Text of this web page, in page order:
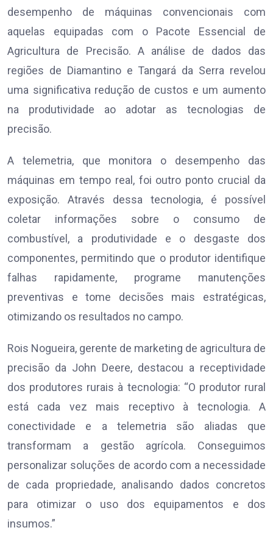
desempenho de máquinas convencionais com
aquelas equipadas com o Pacote Essencial de
Agricultura de Precisão. A análise de dados das
regiões de Diamantino e Tangará da Serra revelou
uma significativa redução de custos e um aumento
na produtividade ao adotar as tecnologias de
precisão.
A telemetria, que monitora o desempenho das
máquinas em tempo real, foi outro ponto crucial da
exposição. Através dessa tecnologia, é possível
coletar informações sobre o consumo de
combustível, a produtividade e o desgaste dos
componentes, permitindo que o produtor identifique
falhas rapidamente, programe manutenções
preventivas e tome decisões mais estratégicas,
otimizando os resultados no campo.
Rois Nogueira, gerente de marketing de agricultura de
precisão da John Deere, destacou a receptividade
dos produtores rurais à tecnologia: “O produtor rural
está cada vez mais receptivo à tecnologia. A
conectividade e a telemetria são aliadas que
transformam a gestão agrícola. Conseguimos
personalizar soluções de acordo com a necessidade
de cada propriedade, analisando dados concretos
para otimizar o uso dos equipamentos e dos
insumos.”